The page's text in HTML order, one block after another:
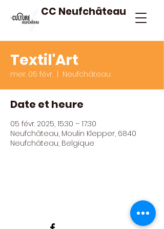
CC Neufchâteau
Textil'Art
mer. 05 févr. Neufchâteau
Date et heure
05 févr. 2025, 15:30 – 17:30
Neufchâteau, Moulin Klepper, 6840
Neufchâteau, Belgique